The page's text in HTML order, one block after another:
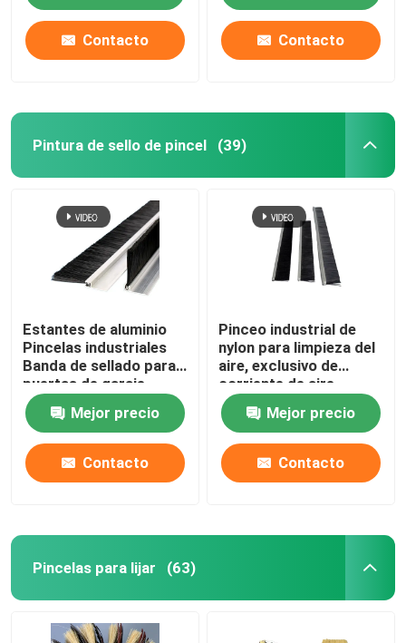
Contacto Contacto
Pintura de sello de pincel (39)
Estantes de aluminio
Pincelas industriales
Banda de sellado para
puertas de garaje
Mejor precio
Contacto
Pinceo industrial de
nylon para limpieza del
aire, exclusivo de
corriente de aire
Mejor precio
Contacto
Pincelas para lijar (63)